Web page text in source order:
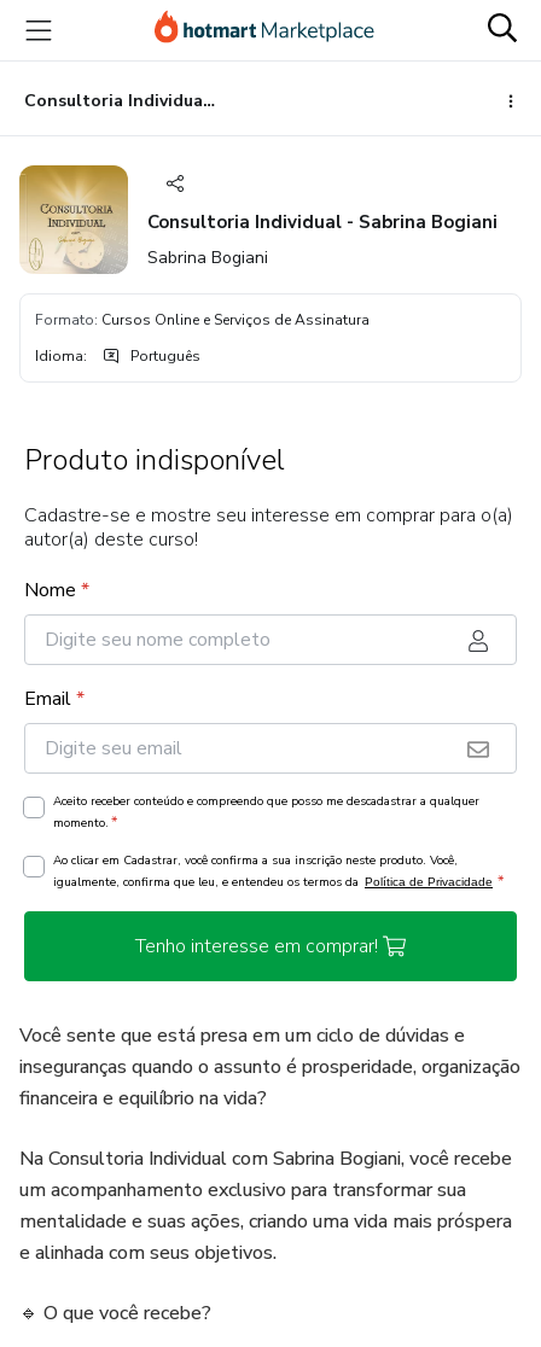
para
conteúdo
principal
para
pagamento
para
rodapé
Consultoria Individual - Sabrina Bogiani
Consultoria Individual - Sabrina Bogiani
Sabrina Bogiani
Formato: Cursos Online e Serviços de Assinatura
Idioma: Português
Produto indisponível
Cadastre-se e mostre seu interesse em comprar para o(a)
autor(a) deste curso!
Nome *
Email*
Aceito receber conteúdo e compreendo que posso me descadastrar a qualquer
momento. *
Ao clicar em Cadastrar, você confirma a sua inscrição neste produto. Você,
igualmente, confirma que leu, e entendeu os termos da Política de Privacidade *
Tenho interesse em comprar!
Você sente que está presa em um ciclo de dúvidas e
inseguranças quando o assunto é prosperidade, organização
financeira e equilíbrio na vida?
Na Consultoria Individual com Sabrina Bogiani, você recebe
um acompanhamento exclusivo para transformar sua
mentalidade e suas ações, criando uma vida mais próspera
e alinhada com seus objetivos.
🔹 O que você recebe?